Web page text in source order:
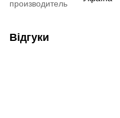
производитель
Відгуки